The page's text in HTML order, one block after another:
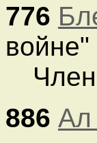
776
886 Ал